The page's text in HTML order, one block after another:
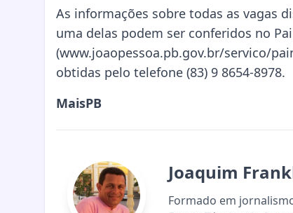
As informações sobre todas as vagas
uma delas podem ser conferidos no
(www.joaopessoa.pb.gov.br/servico/
obtidas pelo telefone (83) 9 8654-8978.
MaisPB
Joaquim
Formado em